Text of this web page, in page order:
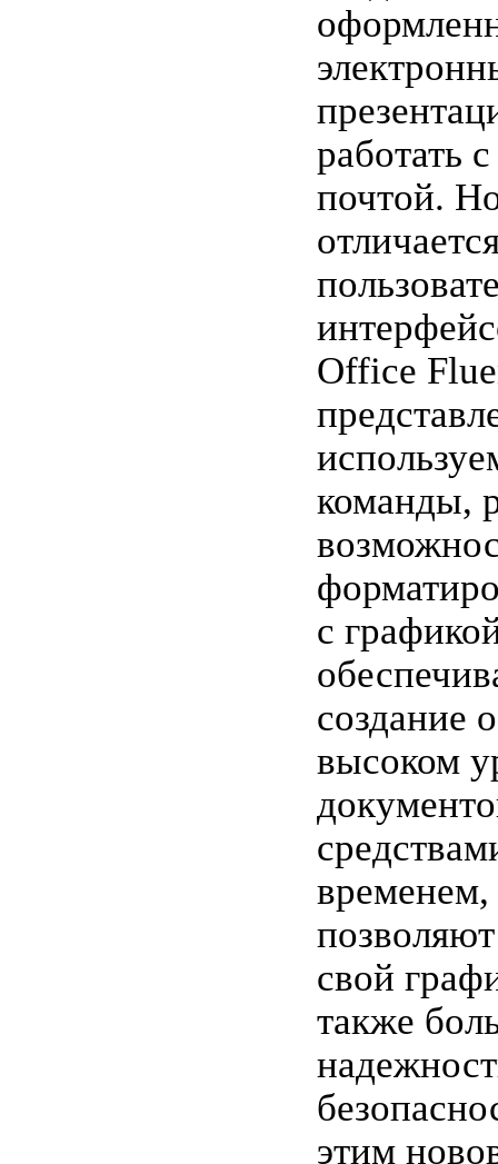
работать
почтой.
Office
команды,
с
создание
высоком
временем,
свой
также
этим